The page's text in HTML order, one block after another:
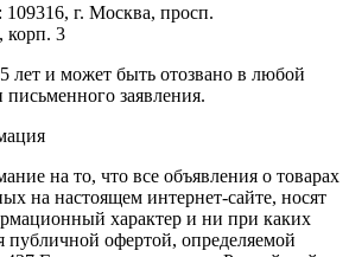
г. Москва, просп.
корп. 3
лет и может быть отозвано в любой
заявления.
на то, что все объявления о товарах
на настоящем интернет-сайте, носят
характер и ни при каких
публичной офертой, определяемой